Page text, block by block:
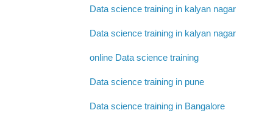
Data science training in kalyan nagar
Data science training in kalyan nagar
online Data science training
Data science training in pune
Data science training in Bangalore